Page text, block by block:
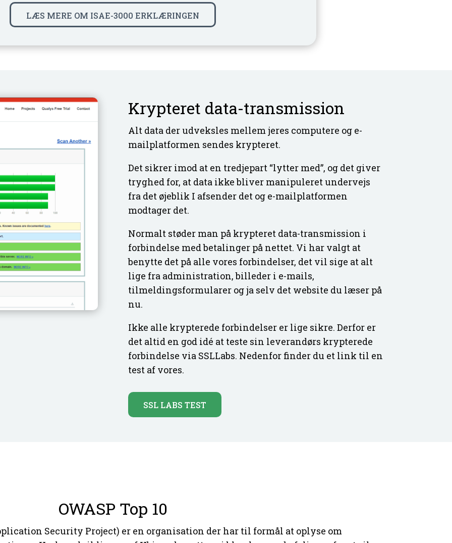
LÆS MERE OM ISAE-3000 ERKLÆRINGEN
Krypteret data-transmission
Alt data der udveksles mellem jeres computere og e-
mailplatformen sendes krypteret.
Det sikrer imod at en tredjepart “lytter med”, og det giver
tryghed for, at data ikke bliver manipuleret undervejs
fra det øjeblik I afsender det og e-mailplatformen
modtager det.
Normalt støder man på krypteret data-transmission i
forbindelse med betalinger på nettet. Vi har valgt at
benytte det på alle vores forbindelser, det vil sige at alt
lige fra administration, billeder i e-mails,
tilmeldingsformularer og ja selv det website du læser på
nu.
Ikke alle krypterede forbindelser er lige sikre. Derfor er
det altid en god idé at teste sin leverandørs krypterede
forbindelse via SSLLabs. Nedenfor finder du et link til en
test af vores.
SSL LABS TEST
OWASP Top 10
Security Project) er en organisation der har til formål at oplyse om